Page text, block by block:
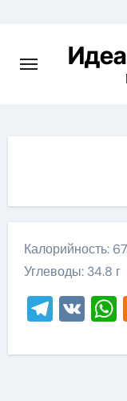
content
Калорийность:
Углеводы: 34.8 г
VK